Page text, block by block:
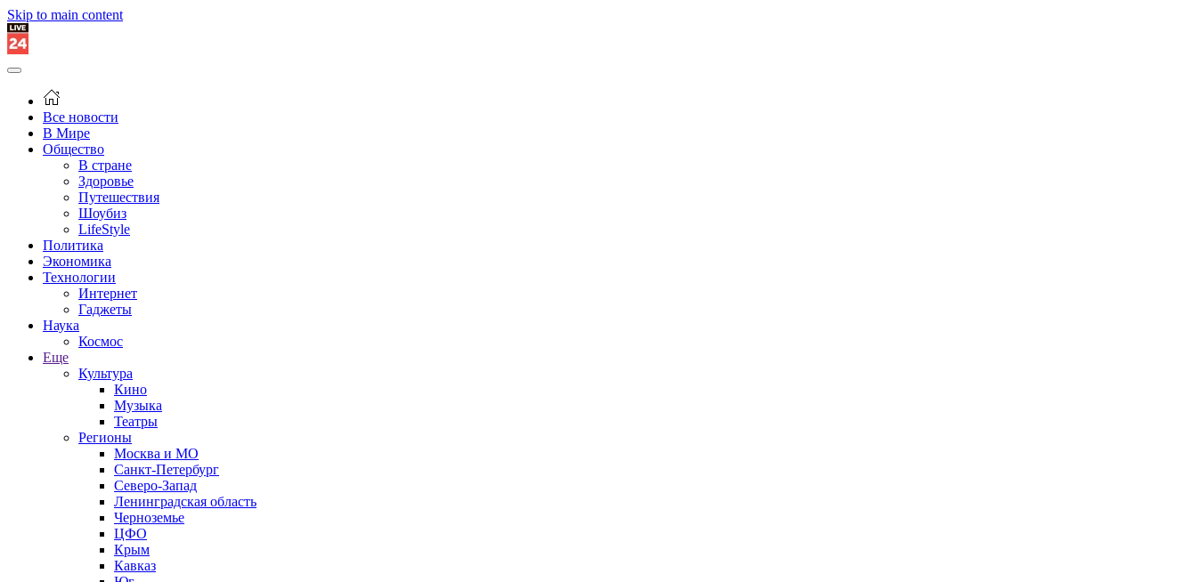
Skip to main content
Все новости
В Мире
Общество
В стране
Здоровье
Путешествия
Шоубиз
LifeStyle
Политика
Экономика
Технологии
Интернет
Гаджеты
Наука
Космос
Еще
Культура
Кино
Музыка
Театры
Регионы
Москва и МО
Санкт-Петербург
Северо-Запад
Ленинградская область
Черноземье
ЦФО
Крым
Кавказ